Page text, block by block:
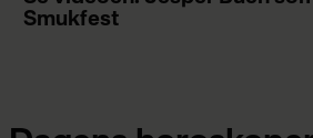
Smukfest